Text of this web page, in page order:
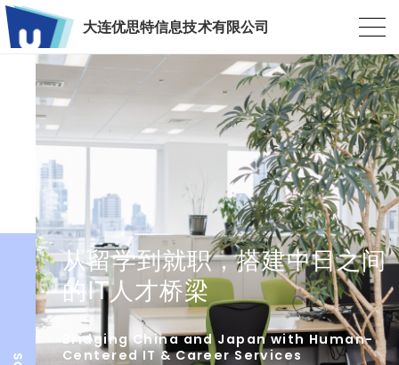
大连优思特信息技术有限公司
从留学到就职，搭建中日之间
的IT人才桥梁
Bridging China and Japan with Human-
Centered IT & Career Services